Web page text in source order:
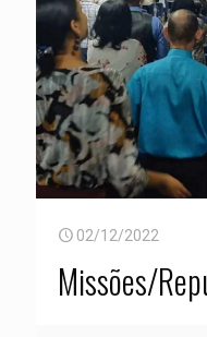
02/12/2022
Missões/